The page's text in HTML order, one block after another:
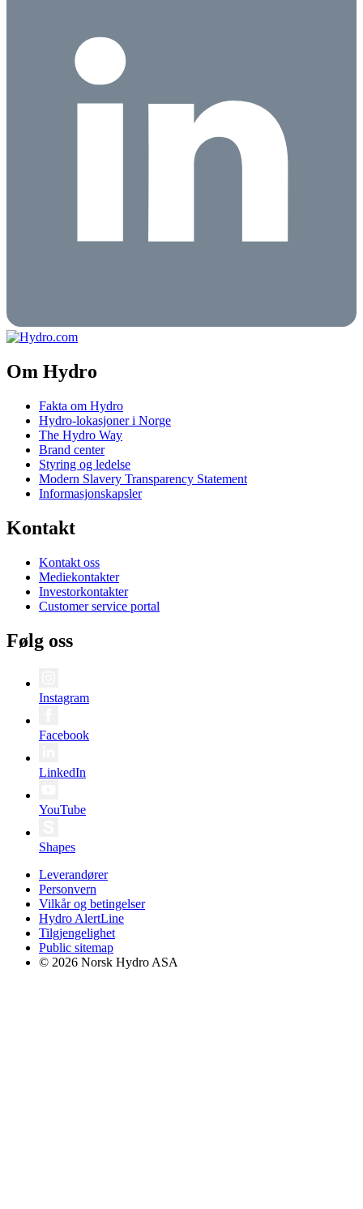
Om Hydro
Fakta om Hydro
Hydro-lokasjoner i Norge
The Hydro Way
Brand center
Styring og ledelse
Modern Slavery Transparency Statement
Informasjonskapsler
Kontakt
Kontakt oss
Mediekontakter
Investorkontakter
Customer service portal
Følg oss
Instagram
Facebook
LinkedIn
YouTube
Shapes
Leverandører
Personvern
Vilkår og betingelser
Hydro AlertLine
Tilgjengelighet
Public sitemap
© 2026 Norsk Hydro ASA